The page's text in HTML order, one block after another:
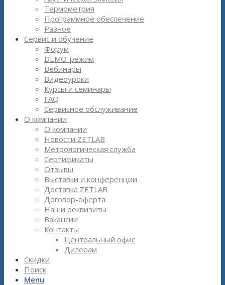
Термометрия
Программное обеспечение
Разное
Сервис и обучение
Форум
DEMO-режим
Вебинары
Видеоуроки
Курсы и семинары
FAQ
Сервисное обслуживание
О компании
О компании
Новости ZETLAB
Метрологическая служба
Сертификаты
Отзывы
Выставки и конференции
Доставка ZETLAB
Договор-оферта
Наши реквизиты
Вакансии
Контакты
Центральный офис
Дилерам
Скидки
Поиск
Menu